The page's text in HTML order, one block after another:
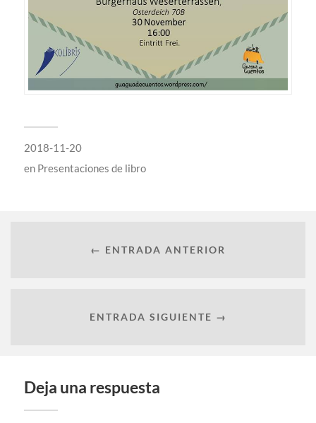
2018-11-20
en Presentaciones de libro
← ENTRADA ANTERIOR
ENTRADA SIGUIENTE →
Deja una respuesta